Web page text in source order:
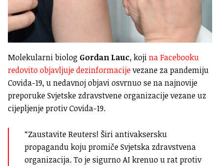
Molekularni biolog Gordan Lauc, kojina Facebooku
redovito objavljuje dezinformacijevezane za pandemiju
Covida-19, u nedavnoj objavi osvrnuo se na najnovije
preporuke Svjetske zdravstvene organizacije vezane uz
cijepljenje protiv Covida-19.
“Zaustavite Reuters! Širi antivaksersku
propagandu koju promiče Svjetska zdravstvena
organizacija. To je sigurno AI krenuo u rat protiv